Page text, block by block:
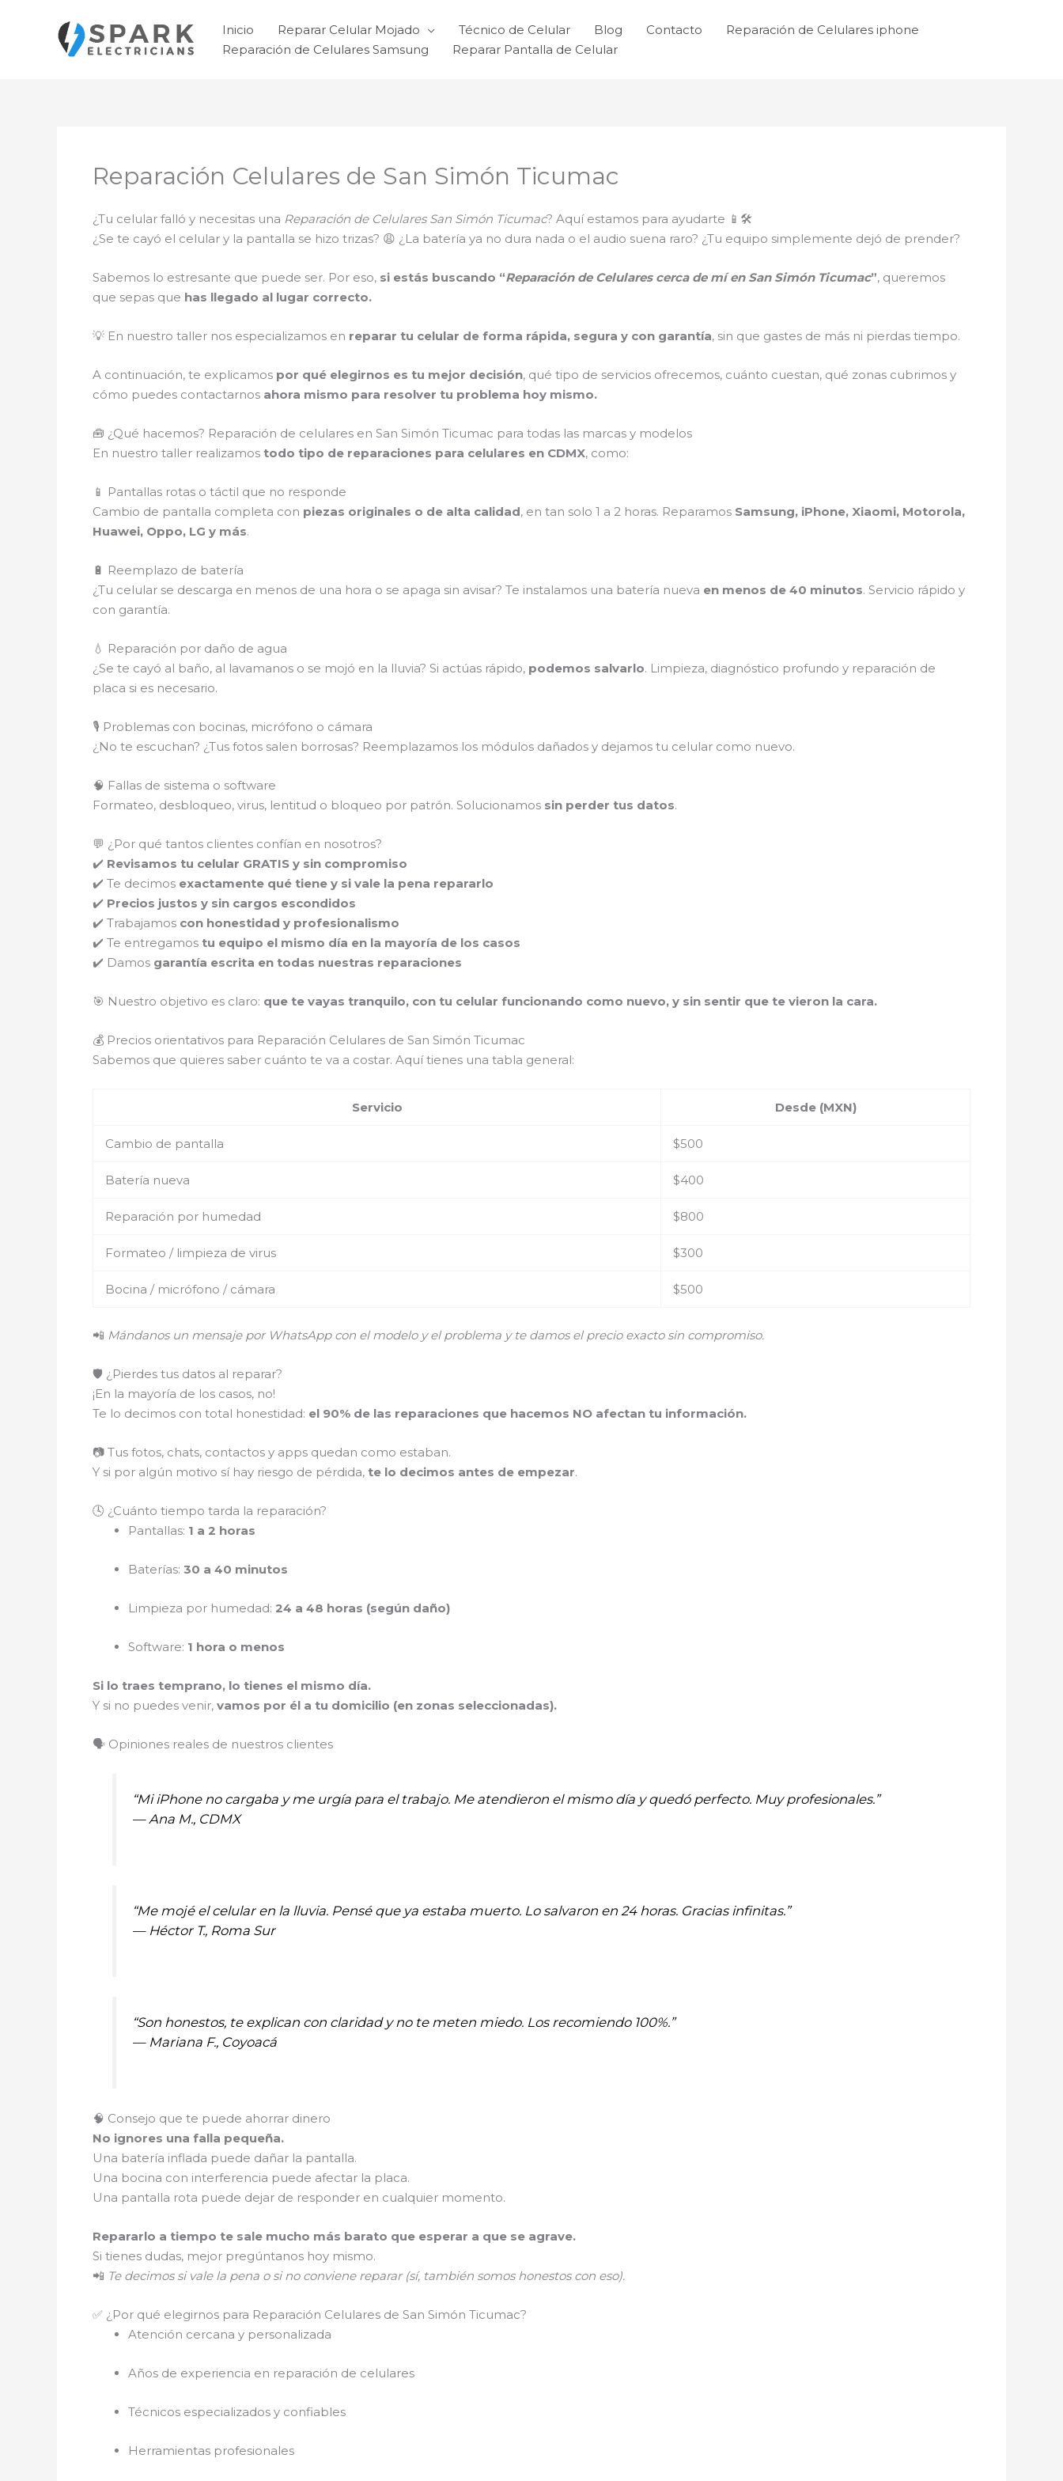
contenido
Inicio Reparar Celular Mojado Técnico de Celular Blog Contacto
Reparación de Celulares iphone
Reparación de Celulares Samsung
Reparar Pantalla de Celular
Reparación Celulares de San Simón Ticumac
¿Tu celular falló y necesitas una Reparación de Celulares San Simón Ticumac? Aquí estamos para ayudarte 📱🛠️
¿Se te cayó el celular y la pantalla se hizo trizas? 😩 ¿La batería ya no dura nada o el audio suena raro? ¿Tu equipo simplemente dejó de prender?
Sabemos lo estresante que puede ser. Por eso, si estás buscando “Reparación de Celulares cerca de mí en San Simón Ticumac”, queremos
que sepas que has llegado al lugar correcto.
💡 En nuestro taller nos especializamos en reparar tu celular de forma rápida, segura y con garantía, sin que gastes de más ni pierdas tiempo.
A continuación, te explicamos por qué elegirnos es tu mejor decisión, qué tipo de servicios ofrecemos, cuánto cuestan, qué zonas cubrimos y
cómo puedes contactarnos ahora mismo para resolver tu problema hoy mismo.
🧰 ¿Qué hacemos? Reparación de celulares en San Simón Ticumac para todas las marcas y modelos
En nuestro taller realizamos todo tipo de reparaciones para celulares en CDMX, como:
📱 Pantallas rotas o táctil que no responde
Cambio de pantalla completa con piezas originales o de alta calidad, en tan solo 1 a 2 horas. Reparamos Samsung, iPhone, Xiaomi, Motorola,
Huawei, Oppo, LG y más.
🔋 Reemplazo de batería
¿Tu celular se descarga en menos de una hora o se apaga sin avisar? Te instalamos una batería nueva en menos de 40 minutos. Servicio rápido y
con garantía.
💧 Reparación por daño de agua
¿Se te cayó al baño, al lavamanos o se mojó en la lluvia? Si actúas rápido, podemos salvarlo. Limpieza, diagnóstico profundo y reparación de
placa si es necesario.
🎙️ Problemas con bocinas, micrófono o cámara
¿No te escuchan? ¿Tus fotos salen borrosas? Reemplazamos los módulos dañados y dejamos tu celular como nuevo.
🧠 Fallas de sistema o software
Formateo, desbloqueo, virus, lentitud o bloqueo por patrón. Solucionamos sin perder tus datos.
💬 ¿Por qué tantos clientes confían en nosotros?
✔️ Revisamos tu celular GRATIS y sin compromiso
✔️ Te decimos exactamente qué tiene y si vale la pena repararlo
✔️ Precios justos y sin cargos escondidos
✔️ Trabajamos con honestidad y profesionalismo
✔️ Te entregamos tu equipo el mismo día en la mayoría de los casos
✔️ Damos garantía escrita en todas nuestras reparaciones
🎯 Nuestro objetivo es claro: que te vayas tranquilo, con tu celular funcionando como nuevo, y sin sentir que te vieron la cara.
💰 Precios orientativos para Reparación Celulares de San Simón Ticumac
Sabemos que quieres saber cuánto te va a costar. Aquí tienes una tabla general:
Servicio Desde (MXN)
Cambio de pantalla $500
Batería nueva $400
Reparación por humedad $800
Formateo / limpieza de virus $300
Bocina / micrófono / cámara $500
📲 Mándanos un mensaje por WhatsApp con el modelo y el problema y te damos el precio exacto sin compromiso.
🛡️ ¿Pierdes tus datos al reparar?
¡En la mayoría de los casos, no!
Te lo decimos con total honestidad: el 90% de las reparaciones que hacemos NO afectan tu información.
📷 Tus fotos, chats, contactos y apps quedan como estaban.
Y si por algún motivo sí hay riesgo de pérdida, te lo decimos antes de empezar.
🕓 ¿Cuánto tiempo tarda la reparación?
Pantallas: 1 a 2 horas
Baterías: 30 a 40 minutos
Limpieza por humedad: 24 a 48 horas (según daño)
Software: 1 hora o menos
Si lo traes temprano, lo tienes el mismo día.
Y si no puedes venir, vamos por él a tu domicilio (en zonas seleccionadas).
🗣️ Opiniones reales de nuestros clientes
“Mi iPhone no cargaba y me urgía para el trabajo. Me atendieron el mismo día y quedó perfecto. Muy profesionales.”
— Ana M., CDMX
“Me mojé el celular en la lluvia. Pensé que ya estaba muerto. Lo salvaron en 24 horas. Gracias infinitas.”
— Héctor T., Roma Sur
“Son honestos, te explican con claridad y no te meten miedo. Los recomiendo 100%.”
— Mariana F., Coyoacá
🧠 Consejo que te puede ahorrar dinero
No ignores una falla pequeña.
Una batería inflada puede dañar la pantalla.
Una bocina con interferencia puede afectar la placa.
Una pantalla rota puede dejar de responder en cualquier momento.
Repararlo a tiempo te sale mucho más barato que esperar a que se agrave.
Si tienes dudas, mejor pregúntanos hoy mismo.
📲 Te decimos si vale la pena o si no conviene reparar (sí, también somos honestos con eso).
✅ ¿Por qué elegirnos para Reparación Celulares de San Simón Ticumac?
Atención cercana y personalizada
Años de experiencia en reparación de celulares
Técnicos especializados y confiables
Herramientas profesionales